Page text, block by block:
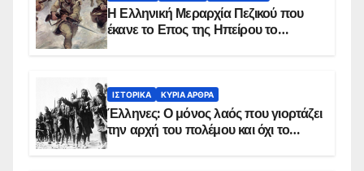
Η Ελληνική Μεραρχία Πεζικού που
έκανε το Επος της Ηπείρου το
ΙΣΤΟΡΙΚΆ ΚΥΡΙΑ ΑΡΘΡΑ
Έλληνες: Ο μόνος λαός που γιορτάζει
την αρχή του πολέμου και όχι το